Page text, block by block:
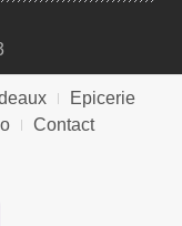
Epicerie
Contact